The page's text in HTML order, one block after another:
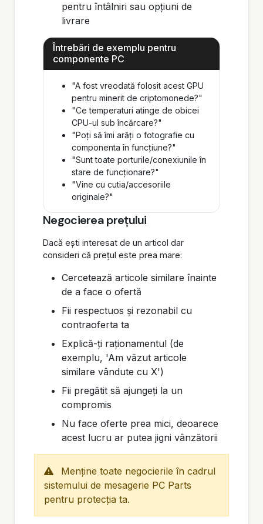
pentru întâlniri sau opțiuni de
livrare
Întrebări de exemplu pentru
componente PC
"A fost vreodată folosit acest GPU
pentru minerit de criptomonede?"
"Ce temperaturi atinge de obicei
CPU-ul sub încărcare?"
"Poți să îmi arăți o fotografie cu
componenta în funcțiune?"
"Sunt toate porturile/conexiunile în
stare de funcționare?"
"Vine cu cutia/accesoriile
originale?"
Negocierea prețului
Dacă ești interesat de un articol dar
consideri că prețul este prea mare:
Cercetează articole similare înainte
de a face o ofertă
Fii respectuos și rezonabil cu
contraoferta ta
Explică-ți raționamentul (de
exemplu, 'Am văzut articole
similare vândute cu X')
Fii pregătit să ajungeți la un
compromis
Nu face oferte prea mici, deoarece
acest lucru ar putea jigni vânzătorii
Menține toate negocierile în cadrul
sistemului de mesagerie PC Parts
pentru protecția ta.